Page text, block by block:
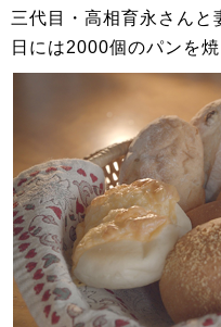
三代目・高相育永さん
日には2000個のパンを焼